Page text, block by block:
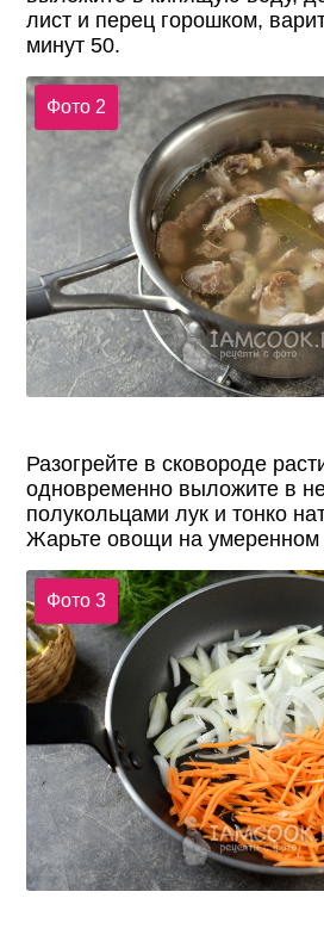
лист и перец горошком,
минут 50.
Фото 2
Разогрейте в сковороде
одновременно выложите в
полукольцами лук и тонко
Жарьте овощи на умеренном
Фото 3